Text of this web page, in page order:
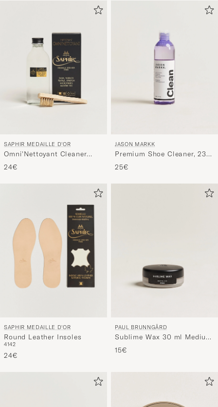
SAPHIR MEDAILLE D'OR
Omni'Nettoyant Cleaner
Neutral
24€
JASON MARKK
Premium Shoe Cleaner, 236
ml
25€
SAPHIR MEDAILLE D'OR
Round Leather Insoles
4142
24€
PAUL BRUNNGÅRD
Sublime Wax 30 ml Medium
Brown
15€